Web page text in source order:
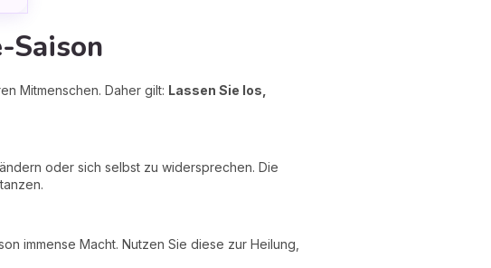
Mitmenschen. Daher gilt: Lassen Sie los,
oder sich selbst zu widersprechen. Die
immense Macht. Nutzen Sie diese zur Heilung,